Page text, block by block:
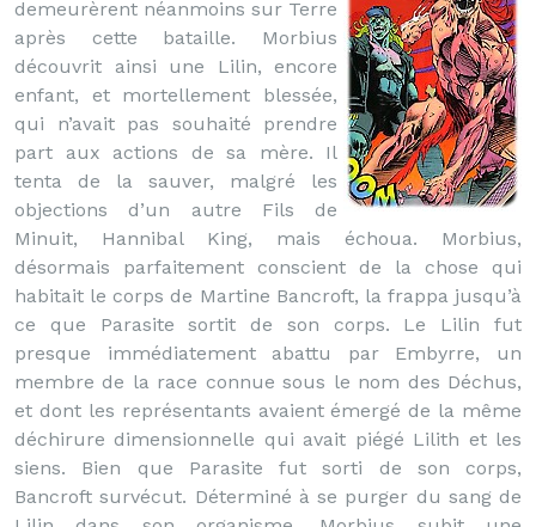
demeurèrent néanmoins sur Terre
après cette bataille. Morbius
découvrit ainsi une Lilin, encore
enfant, et mortellement blessée,
qui n’avait pas souhaité prendre
part aux actions de sa mère. Il
tenta de la sauver, malgré les
objections d’un autre Fils de
Minuit, Hannibal King, mais échoua. Morbius,
désormais parfaitement conscient de la chose qui
habitait le corps de Martine Bancroft, la frappa jusqu’à
ce que Parasite sortit de son corps. Le Lilin fut
presque immédiatement abattu par Embyrre, un
membre de la race connue sous le nom des Déchus,
et dont les représentants avaient émergé de la même
déchirure dimensionnelle qui avait piégé Lilith et les
siens. Bien que Parasite fut sorti de son corps,
Bancroft survécut. Déterminé à se purger du sang de